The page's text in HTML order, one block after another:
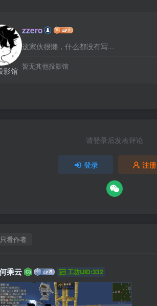
影馆
zzero
这家伙很懒，什么都没有写...
暂无其他投影馆
请登录后发表评论
登录 注册
只看作者
乘云 工坊UID:332